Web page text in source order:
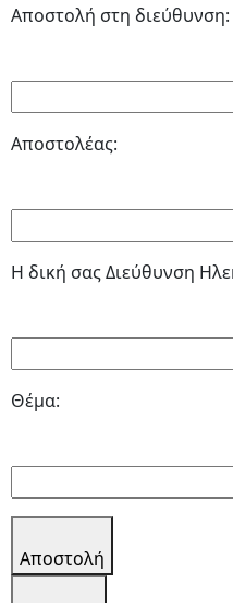
Αποστολή στη διεύθυνση:
Αποστολέας:
Η δική σας Διεύθυνση
Θέμα:
Αποστολή